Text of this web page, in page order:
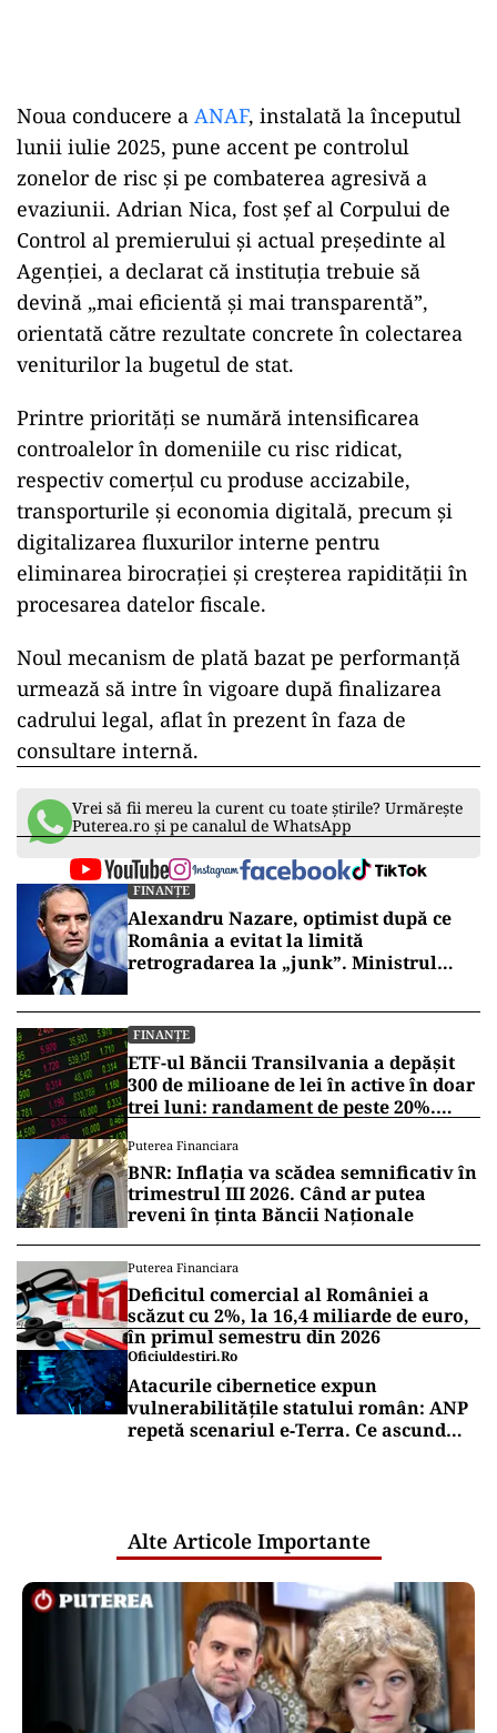
Noua conducere a ANAF, instalată la începutul
lunii iulie 2025, pune accent pe controlul
zonelor de risc și pe combaterea agresivă a
evaziunii. Adrian Nica, fost șef al Corpului de
Control al premierului și actual președinte al
Agenției, a declarat că instituția trebuie să
devină „mai eficientă și mai transparentă”,
orientată către rezultate concrete în colectarea
veniturilor la bugetul de stat.
Printre priorități se numără intensificarea
controalelor în domeniile cu risc ridicat,
respectiv comerțul cu produse accizabile,
transporturile și economia digitală, precum și
digitalizarea fluxurilor interne pentru
eliminarea birocrației și creșterea rapidității în
procesarea datelor fiscale.
Noul mecanism de plată bazat pe performanță
urmează să intre în vigoare după finalizarea
cadrului legal, aflat în prezent în faza de
consultare internă.
Vrei să fii mereu la curent cu toate știrile? Urmărește
Puterea.ro și pe canalul de WhatsApp
FINANȚE
Alexandru Nazare, optimist după ce
România a evitat la limită
retrogradarea la „junk”. Ministrul
în 2027
FINANȚE
ETF-ul Băncii Transilvania a depășit
300 de milioane de lei în active în doar
trei luni: randament de peste 20%.
corecții
Puterea Financiara
BNR: Inflația va scădea semnificativ în
trimestrul III 2026. Când ar putea
reveni în ținta Băncii Naționale
Puterea Financiara
Deficitul comercial al României a
scăzut cu 2%, la 16,4 miliarde de euro,
în primul semestru din 2026
Oficiuldestiri.ro
Atacurile cibernetice expun
vulnerabilitățile statului român: ANP
repetă scenariul e‑Terra. Ce ascund
Alte Articole Importante